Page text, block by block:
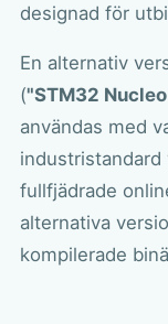
designad för
En alternativ
("STM32
användas med
fullfjädrade
alternativa
kompilerade